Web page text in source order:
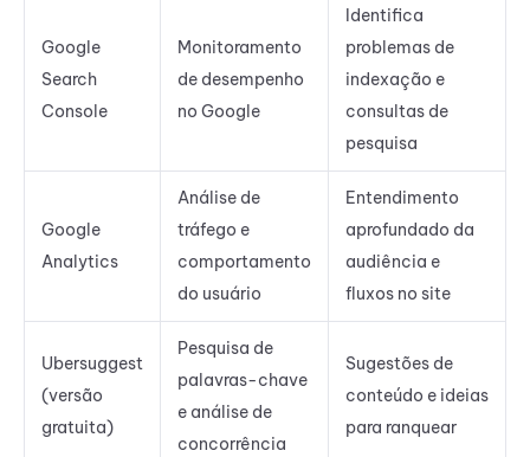
Google
Search
Console
Monitoramento
de desempenho
no Google
Identifica
problemas de
indexação e
consultas de
pesquisa
Google
Analytics
Análise de
tráfego e
comportamento
do usuário
Entendimento
aprofundado da
audiência e
fluxos no site
Ubersuggest
(versão
gratuita)
Pesquisa de
palavras-chave
e análise de
concorrência
Sugestões de
conteúdo e ideias
para ranquear